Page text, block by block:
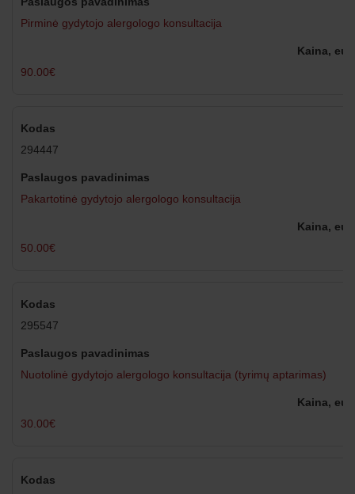
Pirminė gydytojo alergologo konsultacija
90.00€
294447
Pakartotinė gydytojo alergologo konsultacija
50.00€
295547
Nuotolinė gydytojo alergologo konsultacija (tyrimų aptarimas)
30.00€